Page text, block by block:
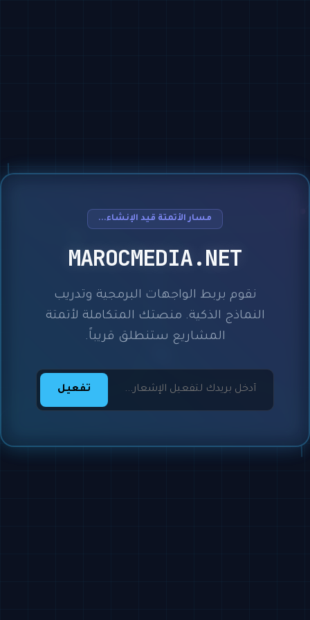
مسار الأتمتة قيد الإنشاء...
MAROCMEDIA.NET
نقوم بربط الواجهات البرمجية وتدريب
النماذج الذكية. منصتك المتكاملة لأتمتة
المشاريع ستنطلق قريباً.
تفعيل